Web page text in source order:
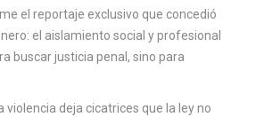
el reportaje exclusivo que concedió
el aislamiento social y profesional
buscar justicia penal, sino para
deja cicatrices que la ley no